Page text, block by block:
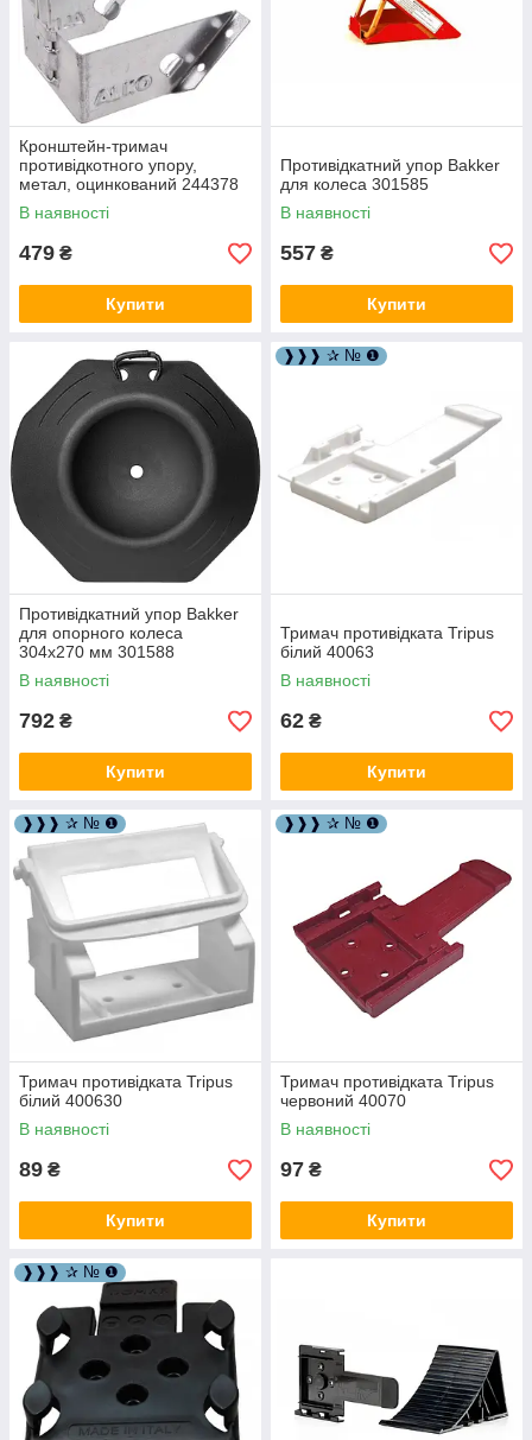
Кронштейн-тримач
противідкотного упору,
метал, оцинкований 244378
В наявності
479 ₴
Купити
Противідкатний упор Bakker
для колеса 301585
В наявності
557 ₴
Купити
Противідкатний упор Bakker
для опорного колеса
304х270 мм 301588
В наявності
792 ₴
Купити
❱❱❱ ✰ № ❶
Тримач противідката Tripus
білий 40063
В наявності
62 ₴
Купити
❱❱❱ ✰ № ❶
Тримач противідката Tripus
білий 400630
В наявності
89 ₴
Купити
❱❱❱ ✰ № ❶
Тримач противідката Tripus
червоний 40070
В наявності
97 ₴
Купити
❱❱❱ ✰ № ❶